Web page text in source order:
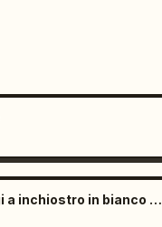
Illustrazione di personaggi a inchiostro in bianco e nero minimalista